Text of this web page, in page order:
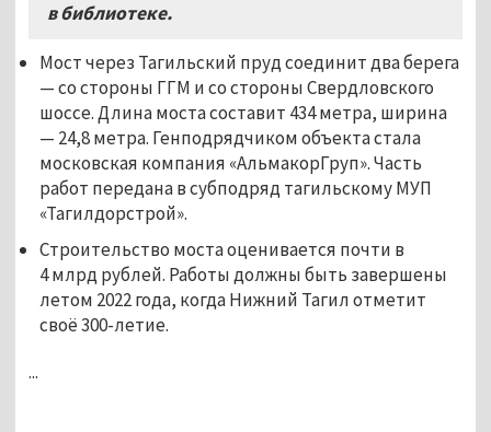
в библиотеке.
Мост через Тагильский пруд соединит два берега
— со стороны ГГМ и со стороны Свердловского
шоссе. Длина моста составит 434 метра, ширина
— 24,8 метра. Генподрядчиком объекта стала
московская компания «АльмакорГруп». Часть
работ передана в субподряд тагильскому МУП
«Тагилдорстрой».
Строительство моста оценивается почти в
4 млрд рублей. Работы должны быть завершены
летом 2022 года, когда Нижний Тагил отметит
своё 300-летие.
...